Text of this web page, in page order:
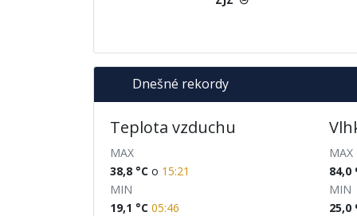
Dnešné rekordy
Teplota vzduchu
MAX
38,8 °C o 15:21
MIN
19,1 °C 05:46
MAX
84,0
MIN
25,0